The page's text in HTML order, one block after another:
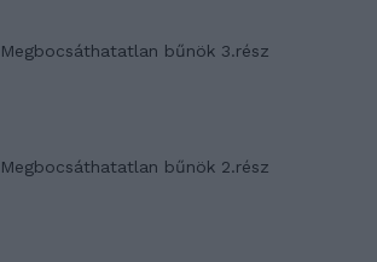
Megbocsáthatatlan bűnök 3.rész
Megbocsáthatatlan bűnök 2.rész